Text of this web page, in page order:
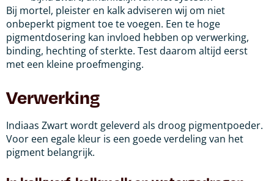
Bij mortel, pleister en kalk adviseren wij om niet
onbeperkt pigment toe te voegen. Een te hoge
pigmentdosering kan invloed hebben op verwerking,
binding, hechting of sterkte. Test daarom altijd eerst
met een kleine proefmenging.
Verwerking
Indiaas Zwart wordt geleverd als droog pigmentpoeder.
Voor een egale kleur is een goede verdeling van het
pigment belangrijk.